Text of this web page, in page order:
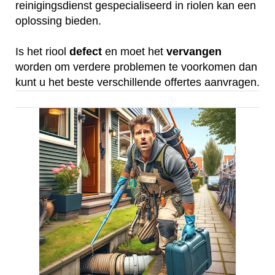
reinigingsdienst gespecialiseerd in riolen kan een
oplossing bieden.
Is het riool defect en moet het vervangen
worden om verdere problemen te voorkomen dan
kunt u het beste verschillende offertes aanvragen.